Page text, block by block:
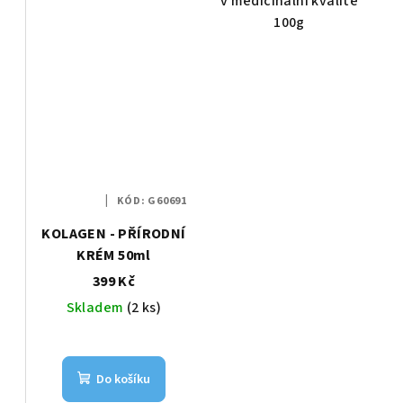
100g
KOLAGEN - PŘÍRODNÍ
KRÉM 50ml
399 Kč
Skladem (2 ks)
Do košíku
KÓD: G60691